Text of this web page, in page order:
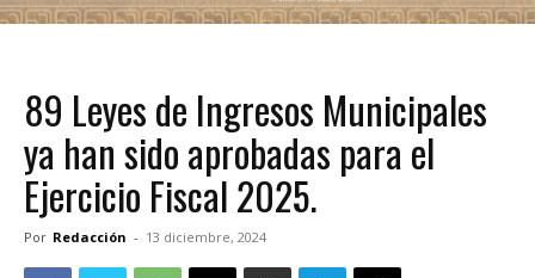
89 Leyes de Ingresos Municipales
ya han sido aprobadas para el
Ejercicio Fiscal 2025.
Por Redacción - 13 diciembre, 2024